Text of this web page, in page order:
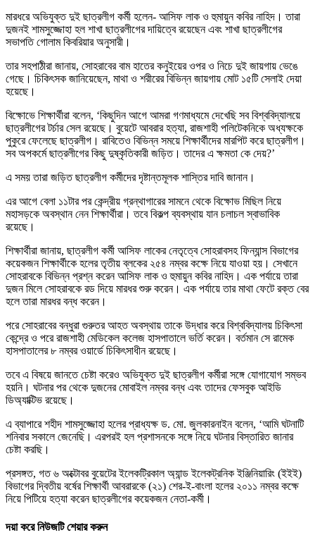
মারধরে অভিযুক্ত দুই ছাত্রলীগ কর্মী হলেন- আসিফ লাক ও হুমায়ুন কবির নাহিদ। তারা
দুজনই শামসুজ্জোহা হল শাখা ছাত্রলীগের দায়িত্বে রয়েছেন এবং শাখা ছাত্রলীগের
সভাপতি গোলাম কিবরিয়ার অনুসারী।
তার সহপাঠীরা জানায়, সোহরাবের বাম হাতের কনুইয়ের ওপর ও নিচে দুই জায়গায় ভেঙে
গেছে। চিকিৎসক জানিয়েছেন, মাথা ও শরীরের বিভিন্ন জায়গায় মোট ১৫টি সেলাই দেয়া
হয়েছে।
বিক্ষোভে শিক্ষার্থীরা বলেন, ‘কিছুদিন আগে আমরা গণমাধ্যমে দেখেছি সব বিশ্ববিদ্যালয়ে
ছাত্রলীগের টর্চার সেল রয়েছে। বুয়েটে আবরার হত্যা, রাজশাহী পলিটেকনিকে অধ্যক্ষকে
পুকুরে ফেলেছে ছাত্রলীগ। রাবিতেও বিভিন্ন সময়ে শিক্ষার্থীদের মারপিট করে ছাত্রলীগ।
সব অপকর্মে ছাত্রলীগের কিছু দুষ্কৃতিকারী জড়িত। তাদের এ ক্ষমতা কে দেয়?’
এ সময় তারা জড়িত ছাত্রলীগ কর্মীদের দৃষ্টান্তমূলক শাস্তির দাবি জানান।
এর আগে বেলা ১১টার পর কেন্দ্রীয় গ্রন্থাগারের সামনে থেকে বিক্ষোভ মিছিল নিয়ে
মহাসড়কে অবস্থান নেন শিক্ষার্থীরা। তবে বিকল্প ব্যবস্থায় যান চলাচল স্বাভাবিক
রয়েছে।
শিক্ষার্থীরা জানায়, ছাত্রলীগ কর্মী আসিফ লাকের নেতৃত্বে সোহরাবসহ ফিন্যান্স বিভাগের
কয়েকজন শিক্ষার্থীকে হলের তৃতীয় ব্লকের ২৫৪ নম্বর কক্ষে নিয়ে যাওয়া হয়। সেখানে
সোহরাবকে বিভিন্ন প্রশ্ন করেন আসিফ লাক ও হুমায়ুন কবির নাহিদ। এক পর্যায়ে তারা
দুজন মিলে সোহরাবকে রড দিয়ে মারধর শুরু করেন। এক পর্যায়ে তার মাথা ফেটে রক্ত বের
হলে তারা মারধর বন্ধ করেন।
পরে সোহরাবের বন্ধুরা গুরুতর আহত অবস্থায় তাকে উদ্ধার করে বিশ্ববিদ্যালয় চিকিৎসা
কেন্দ্রে ও পরে রাজশাহী মেডিকেল কলেজ হাসপাতালে ভর্তি করেন। বর্তমান সে রামেক
হাসপাতালের ৮ নম্বর ওয়ার্ডে চিকিৎসাধীন রয়েছে।
তবে এ বিষয়ে জানতে চেষ্টা করেও অভিযুক্ত দুই ছাত্রলীগ কর্মীরা সঙ্গে যোগাযোগ সম্ভব
হয়নি। ঘটনার পর থেকে দুজনের মোবাইল নম্বর বন্ধ এবং তাদের ফেসবুক আইডি
ডিঅ্যাক্টিভ রয়েছে।
এ ব্যাপারে শহীদ শামসুজ্জোহা হলের প্রাধ্যক্ষ ড. মো. জুলকারনাইন বলেন, ‘আমি ঘটনাটি
শনিবার সকালে জেনেছি। এরপরই হল প্রশাসনকে সঙ্গে নিয়ে ঘটনার বিস্তারিত জানার
চেষ্টা করছি।
প্রসঙ্গত, গত ৬ অক্টোবর বুয়েটের ইলেকট্রিকাল অ্যান্ড ইলেকট্রনিক ইঞ্জিনিয়ারিং (ইইই)
বিভাগের দ্বিতীয় বর্ষের শিক্ষার্থী আবরারকে (২১) শের-ই-বাংলা হলের ২০১১ নম্বর কক্ষে
নিয়ে পিটিয়ে হত্যা করেন ছাত্রলীগের কয়েকজন নেতা-কর্মী।
দয়া করে নিউজটি শেয়ার করুন